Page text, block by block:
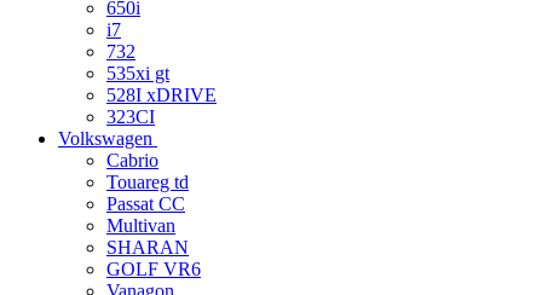
650i
i7
732
535xi gt
528I xDRIVE
323CI
Volkswagen
Cabrio
Touareg td
Passat CC
Multivan
SHARAN
GOLF VR6
Vanagon